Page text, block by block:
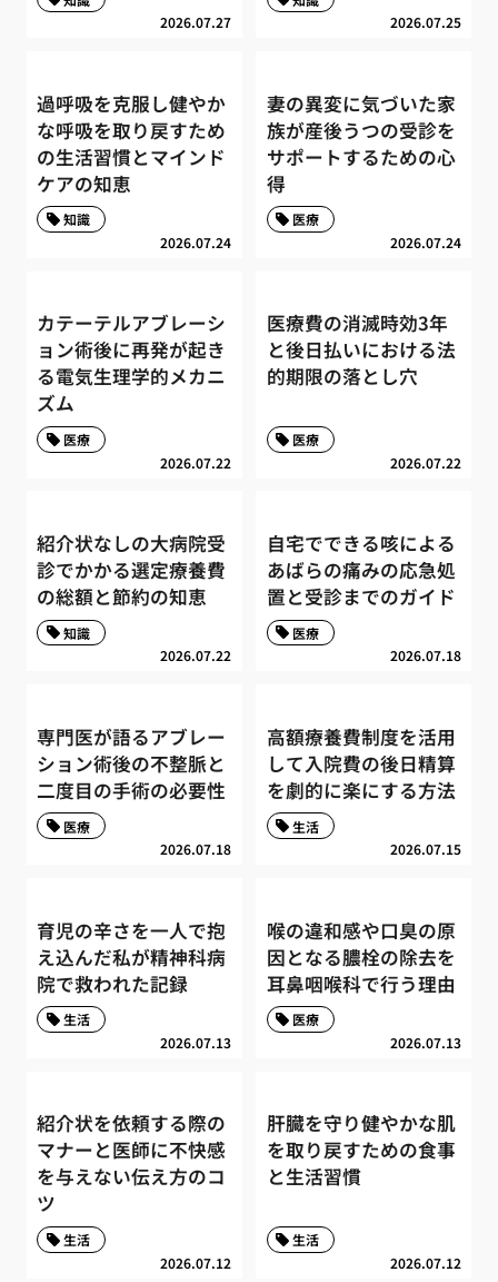
2026.07.27 2026.07.25
過呼吸を克服し健やか
な呼吸を取り戻すため
の生活習慣とマインド
ケアの知恵
2026.07.24
知識
妻の異変に気づいた家
族が産後うつの受診を
サポートするための心
得
2026.07.24
医療
カテーテルアブレーシ
ョン術後に再発が起き
る電気生理学的メカニ
ズム
2026.07.22
医療
医療費の消滅時効3年
と後日払いにおける法
的期限の落とし穴
2026.07.22
医療
紹介状なしの大病院受
診でかかる選定療養費
の総額と節約の知恵
2026.07.22
知識
自宅でできる咳による
あばらの痛みの応急処
置と受診までのガイド
2026.07.18
医療
専門医が語るアブレー
ション術後の不整脈と
二度目の手術の必要性
2026.07.18
医療
高額療養費制度を活用
して入院費の後日精算
を劇的に楽にする方法
2026.07.15
生活
育児の辛さを一人で抱
え込んだ私が精神科病
院で救われた記録
2026.07.13
生活
喉の違和感や口臭の原
因となる膿栓の除去を
耳鼻咽喉科で行う理由
2026.07.13
医療
紹介状を依頼する際の
マナーと医師に不快感
を与えない伝え方のコ
ツ
2026.07.12
生活
肝臓を守り健やかな肌
を取り戻すための食事
と生活習慣
2026.07.12
生活